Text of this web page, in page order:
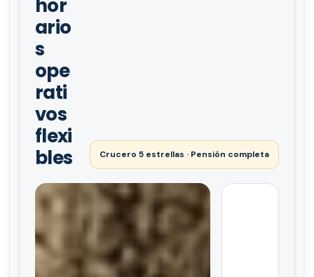
hor
ario
s
ope
rati
vos
flexi
bles
Crucero 5 estrellas · Pensión completa